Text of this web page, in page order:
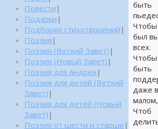
быть
был
всех.
Чтобы
быть
даже в
малом,
Чтоб
Повести |
Подарки |
Подборки стихотворений |
Поэзия |
Поэзия (Ветхий Завет) |
Поэзия (Новый Завет) |
Поэзия для Андрея |
Поэзия для детей (Ветхий
Завет) |
Поэзия для детей (Новый
Завет) |
Поэзия от шести и старше |